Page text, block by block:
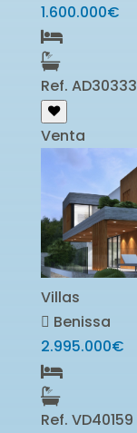
1.600.000€
Ref. AD30333
Venta
Villas
Benissa
2.995.000€
Ref. VD40159